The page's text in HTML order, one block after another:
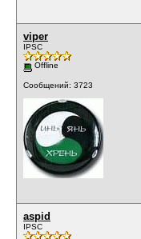
viper
IPSC
Offline
Сообщений: 3723
aspid
IPSC